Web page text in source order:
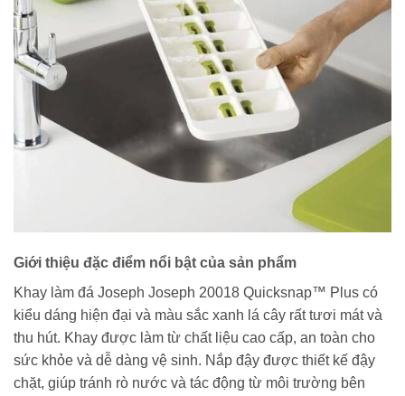
Giới thiệu đặc điểm nổi bật của sản phẩm
Khay làm đá Joseph Joseph 20018 Quicksnap™ Plus có
kiểu dáng hiện đại và màu sắc xanh lá cây rất tươi mát và
thu hút. Khay được làm từ chất liệu cao cấp, an toàn cho
sức khỏe và dễ dàng vệ sinh. Nắp đậy được thiết kế đậy
chặt, giúp tránh rò nước và tác động từ môi trường bên